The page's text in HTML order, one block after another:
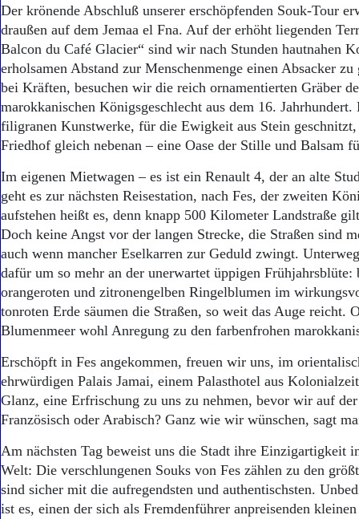
Abonnenten-Login
Abonnent werden
Abo Prämien
Archiv
Mediadaten
Kontakt
Impressum
Datenschutz
Der krönende Abschluß unserer erschöpfenden Souk-Tour
draußen auf dem Jemaa el Fna. Auf der erhöht liegenden
Balcon du Café Glacier“ sind wir nach Stunden hautnahen
erholsamen Abstand zur Menschenmenge einen Absacker
bei Kräften, besuchen wir die reich ornamentierten Gräber
marokkanischen Königsgeschlecht aus dem 16.
filigranen Kunstwerke, für die Ewigkeit aus Stein
Friedhof gleich nebenan – eine Oase der Stille und Balsam
Im eigenen Mietwagen – es ist ein Renault 4, der an alte
geht es zur nächsten Reisestation, nach Fes, der zweiten
aufstehen heißt es, denn knapp 500 Kilometer Landstraße
Doch keine Angst vor der langen Strecke, die Straßen sind
auch wenn mancher Eselkarren zur Geduld zwingt.
dafür um so mehr an der unerwartet üppigen Frühjahrsblüte:
orangeroten und zitronengelben Ringelblumen im
tonroten Erde säumen die Straßen, so weit das Auge reicht.
Blumenmeer wohl Anregung zu den farbenfrohen
Erschöpft in Fes angekommen, freuen wir uns, im
ehrwürdigen Palais Jamai, einem Palasthotel aus
Glanz, eine Erfrischung zu uns zu nehmen, bevor wir auf
Französisch oder Arabisch? Ganz wie wir wünschen, sagt
Am nächsten Tag beweist uns die Stadt ihre Einzigartigkeit
Welt: Die verschlungenen Souks von Fes zählen zu den
sind sicher mit die aufregendsten und authentischsten.
ist es, einen der sich als Fremdenführer anpreisenden